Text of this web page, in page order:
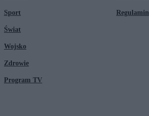
Sport
Świat
Wojsko
Zdrowie
Program TV
Regulamin